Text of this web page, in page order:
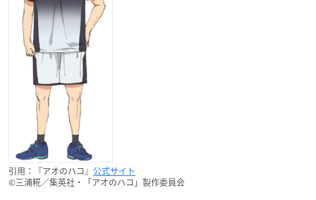
引用：『アオのハコ』 公式サイト
©三浦糀／集英社・「アオのハコ」製作委員会